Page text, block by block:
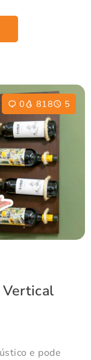
0 818 5
Vertical
e pode